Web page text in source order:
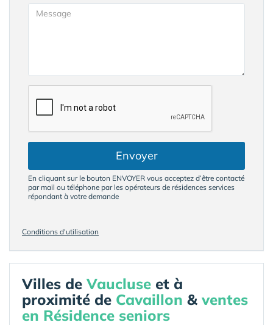
Envoyer
En cliquant sur le bouton ENVOYER vous acceptez d’être contacté
par mail ou téléphone par les opérateurs de résidences services
répondant à votre demande
Conditions d'utilisation
Villes deVaucluse et à
proximité de Cavaillon & ventes
en Résidence seniors